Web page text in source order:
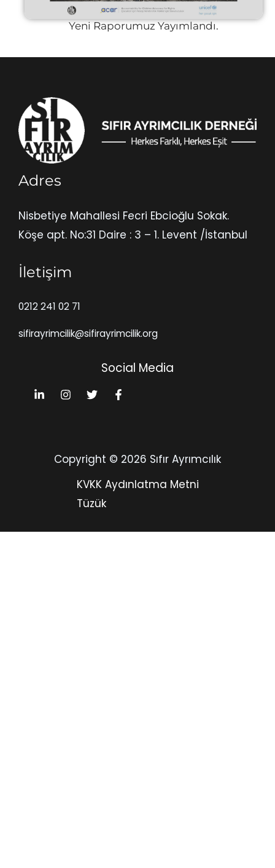
Yeni Raporumuz Yayımlandı.
Adres
Nisbetiye Mahallesi Fecri Ebcioğlu Sokak.
Köşe apt. No:31 Daire : 3 – 1. Levent /İstanbul
İletişim
0212 241 02 71
sifirayrimcilik@sifirayrimcilik.org
Social Media
Copyright © 2026 Sıfır Ayrımcılık
KVKK Aydınlatma Metni
Tüzük